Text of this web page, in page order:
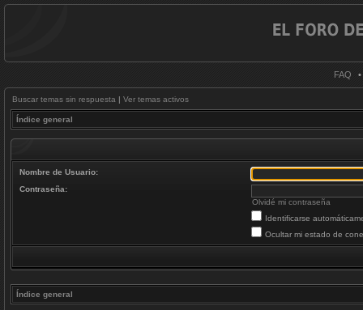
FAQ •
Buscar temas sin respuesta | Ver temas activos
Índice general
Nombre de Usuario:
Contraseña:
Olvidé mi contraseña
Identificarse
Ocultar mi estado de
Índice general